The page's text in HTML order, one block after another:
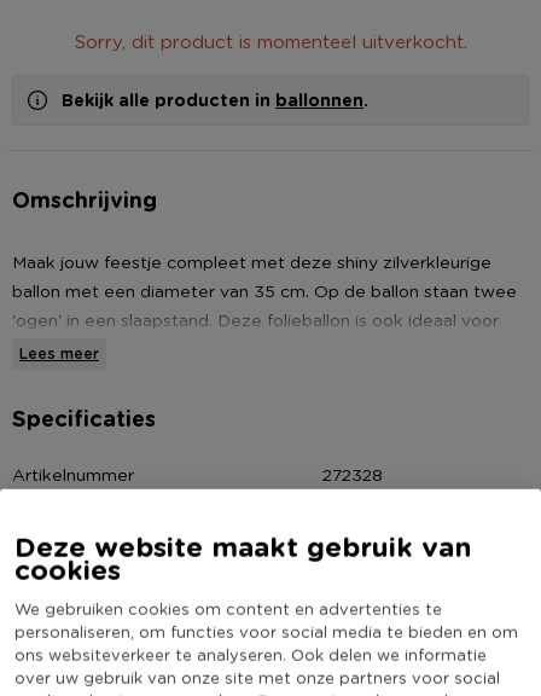
Deze website maakt gebruik van
cookies
We gebruiken cookies om content en advertenties te
personaliseren, om functies voor social media te bieden en om
ons websiteverkeer te analyseren. Ook delen we informatie
over uw gebruik van onze site met onze partners voor social
Sorry, dit product is momenteel uitverkocht.
Bekijk alle producten in ballonnen.
Omschrijving
Maak jouw feestje compleet met deze shiny zilverkleurige
ballon met een diameter van 35 cm. Op de ballon staan twee
'ogen' in een slaapstand. Deze folieballon is ook ideaal voor
een babyshower of op een kinderkamer.
Voor nog meer leuke feestartikelen neem je een kijkje in ons
feestassortiment. Zo maak je jouw feestje compleet.
* Aluminiumballon wink
* Diameter: 35 cm
* Voor nog meer sfeer op jouw feestje
Lees meer
Specificaties
Artikelnummer
272328
Materiaal
Nylon
Diameter (cm)
Kleur
Zilverkleurig
Duurzaamheidsscore
(Nog) geen score
bekend